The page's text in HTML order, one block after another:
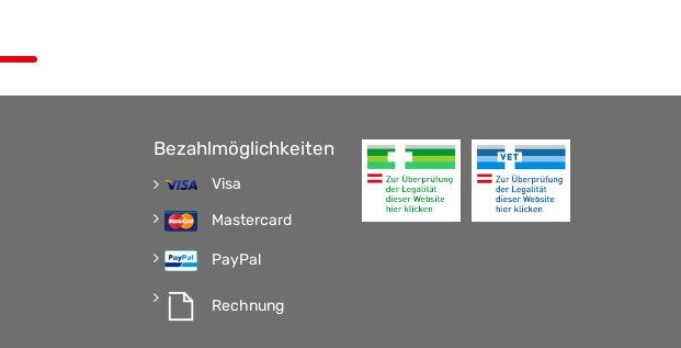
Bezahlmöglichkeiten
Visa
Mastercard
PayPal
Rechnung